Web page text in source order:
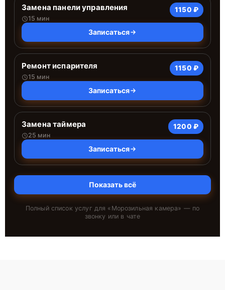
Замена панели управления
15 мин
1150 ₽
Записаться
Ремонт испарителя
15 мин
1150 ₽
Записаться
Замена таймера
25 мин
1200 ₽
Записаться
Показать всё
Полный список услуг для « Морозильная камера» — по
звонку или в чате